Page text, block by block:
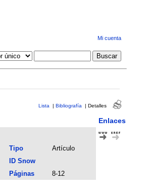
Mi cuenta
Lista | Bibliografía | Detalles
Enlaces
Tipo
Artículo
ID Snow
Páginas
8-12